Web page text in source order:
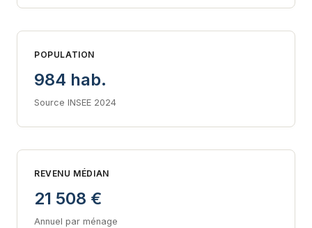
POPULATION
984 hab.
Source INSEE 2024
REVENU MÉDIAN
21 508 €
Annuel par ménage